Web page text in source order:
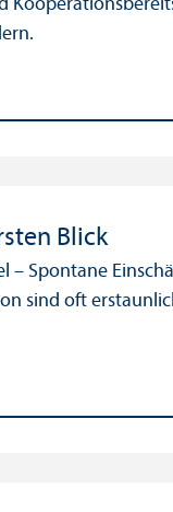
Blick
– Spontane
sind oft